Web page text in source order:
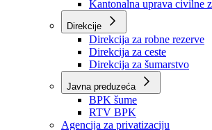
Kantonalna uprava za
Kantonalna uprava civilne
Direkcije
Direkcija za robne rezerve
Direkcija za ceste
Direkcija za šumarstvo
Javna preduzeća